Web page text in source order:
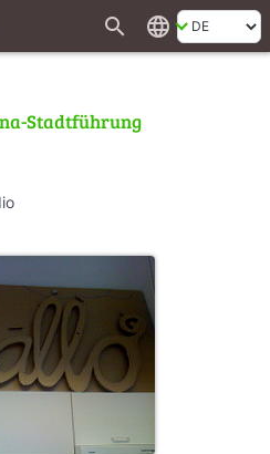
search language
Stadtführung